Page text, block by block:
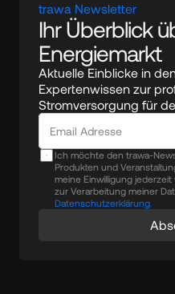
trawa Newsletter
Ihr Überblick
Energiemarkt
Aktuelle Einblicke in
Expertenwissen zur
Stromversorgung für
Ich möchte den trawa-
Produkten und
meine Einwilligung
zur Verarbeitung meiner
Datenschutzerklärung.